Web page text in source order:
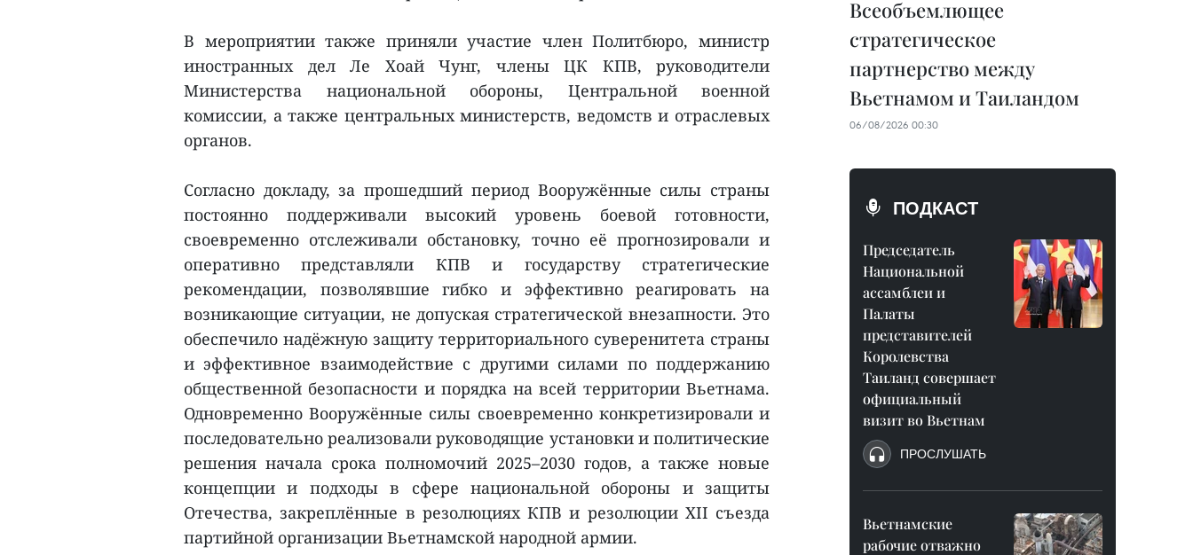
В мероприятии также приняли участие член Политбюро, министр
иностранных дел Ле Хоай Чунг, члены ЦК КПВ, руководители
Министерства национальной обороны, Центральной военной
комиссии, а также центральных министерств, ведомств и отраслевых
органов.
Согласно докладу, за прошедший период Вооружённые силы страны
постоянно поддерживали высокий уровень боевой готовности,
своевременно отслеживали обстановку, точно её прогнозировали и
оперативно представляли КПВ и государству стратегические
рекомендации, позволявшие гибко и эффективно реагировать на
возникающие ситуации, не допуская стратегической внезапности. Это
обеспечило надёжную защиту территориального суверенитета страны
и эффективное взаимодействие с другими силами по поддержанию
общественной безопасности и порядка на всей территории Вьетнама.
Одновременно Вооружённые силы своевременно конкретизировали и
последовательно реализовали руководящие установки и политические
решения начала срока полномочий 2025–2030 годов, а также новые
концепции и подходы в сфере национальной обороны и защиты
Отечества, закреплённые в резолюциях КПВ и резолюции XII съезда
партийной организации Вьетнамской народной армии.
Всеобъемлющее
стратегическое
партнерство между
Вьетнамом и Таиландом
06/08/2026 00:30
ПОДКАСТ
Председатель
Национальной
ассамблеи и
Палаты
представителей
Королевства
Таиланд совершает
официальный
визит во Вьетнам
ПРОСЛУШАТЬ
Вьетнамские
рабочие отважно